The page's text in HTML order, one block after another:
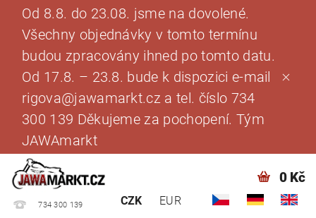
Od 8.8. do 23.08. jsme na dovolené.
Všechny objednávky v tomto termínu
budou zpracovány ihned po tomto datu.
Od 17.8. – 23.8. bude k dispozici e-mail
rigova@jawamarkt.cz a tel. číslo 734
300 139 Děkujeme za pochopení. Tým
JAWAmarkt
734 300 139 CZK EUR
0 Kč